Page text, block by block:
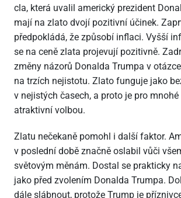
cla, která uvalil americký prezident
mají na zlato dvojí pozitivní účinek.
předpokládá, že způsobí inflaci. Vyšší
se na ceně zlata projevují pozitivně.
změny názorů Donalda Trumpa v
na trzích nejistotu. Zlato funguje jako
v nejistých časech, a proto je pro
atraktivní volbou.
Zlatu nečekaně pomohl i další faktor.
v poslední době značně oslabil vůči
světovým měnám. Dostal se prakticky
jako před zvolením Donalda Trumpa.
dále slábnout, protože Trump je